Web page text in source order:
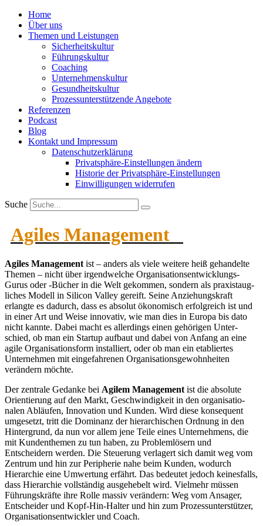
Home
Über uns
Themen und Leistungen
Sicher­heits­kultur
Führungs­kultur
Coaching
Unter­neh­mens­kultur
Gesund­heits­kultur
Prozess­un­ter­stüt­zende Angebote
Referenzen
Podcast
Blog
Kontakt und Impressum
Daten­schutz­er­klärung
Privat­sphäre-Einstel­lungen ändern
Historie der Privat­sphäre-Einstel­lungen
Einwil­li­gungen wider­rufen
Suche
Agiles Management
Agiles Management ist – anders als viele weitere heiß gehan­delte
Themen – nicht über irgend­welche Organi­sa­ti­ons­ent­wick­lungs-
Gurus oder ‑Bücher in die Welt gekommen, sondern als praxis­taug­
liches Modell in Silicon Valley gereift. Seine Anzie­hungs­kraft
erlangte es dadurch, dass es absolut ökono­misch erfolg­reich ist und
in einer Art und Weise innovativ, wie man dies in Europa bis dato
nicht kannte. Dabei macht es aller­dings einen gehörigen Unter­
schied, ob man ein Startup aufbaut und dabei von Anfang an eine
agile Organi­sa­ti­onsform instal­liert, oder ob man ein etabliertes
Unter­nehmen mit einge­fah­renen Organi­sa­ti­ons­ge­wohn­heiten
verändern möchte.
Der zentrale Gedanke bei Agilem Management ist die absolute
Orien­tierung auf den Markt, Geschwin­digkeit in den organi­sa­tio­
nalen Abläufen, Innovation und Kunden. Wird diese konse­quent
umgesetzt, tritt die Dominanz der hierar­chi­schen Ordnung in den
Hinter­grund, da nun vor allem jene Teile eines Unter­nehmens, die
mit Kunden­themen zu tun haben, zu Problem­lösern und
Entscheidern werden. Die Steuerung verlagert sich damit weg vom
Zentrum und hin zur Peripherie nahe beim Kunden, wodurch
Hierarchie eine Umwertung erfährt. Das bedeutet jedoch keines­falls,
dass Hierarchie vollständig ausge­hebelt wird. Vielmehr müssen
Führungs­kräfte ihre Rolle massiv verändern: Weg vom Ansager,
Entscheider und Kopf-Hin-Halter und hin zum Prozess­un­ter­stützer,
Organi­sa­ti­ons­ent­wickler und Coach.